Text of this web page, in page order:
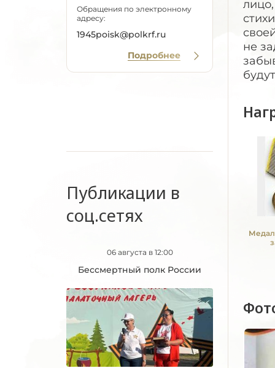
Обращения по электронному
адресу:
1945poisk@polkrf.ru
Подробнее
Публикации в
соц.сетях
06 августа в 12:00
Бессмертный полк России
не